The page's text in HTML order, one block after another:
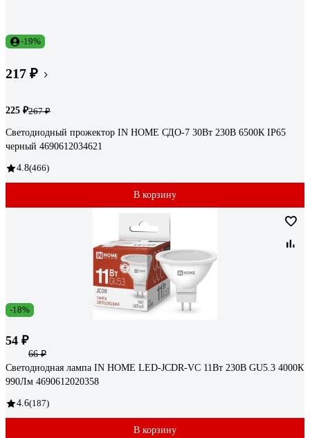
-19%
217 ₽
225 ₽267 ₽
Светодиодный прожектор IN HOME СДО-7 30Вт 230В 6500К IP65
черный 4690612034621
4.8(466)
В корзину
-18%
54 ₽
66 ₽
Светодиодная лампа IN HOME LED-JCDR-VC 11Вт 230В GU5.3 4000К
990Лм 4690612020358
4.6(187)
В корзину